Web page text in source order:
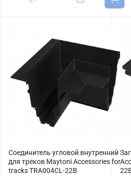
Соединитель угловой внутренний
для треков Maytoni Accessories for
tracks TRA004CL-22B